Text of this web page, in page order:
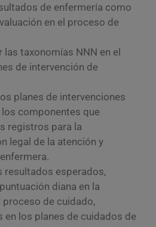
de enfermería como
en el proceso de
las taxonomías NNN en el
de intervención de
planes de intervenciones
componentes que
registros para la
legal de la atención y
resultados esperados,
diana en la
proceso de cuidado,
en los planes de cuidados de